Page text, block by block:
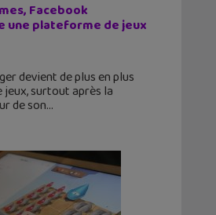
Facebook
une plateforme de jeux
devient de plus en plus
surtout après la
de son